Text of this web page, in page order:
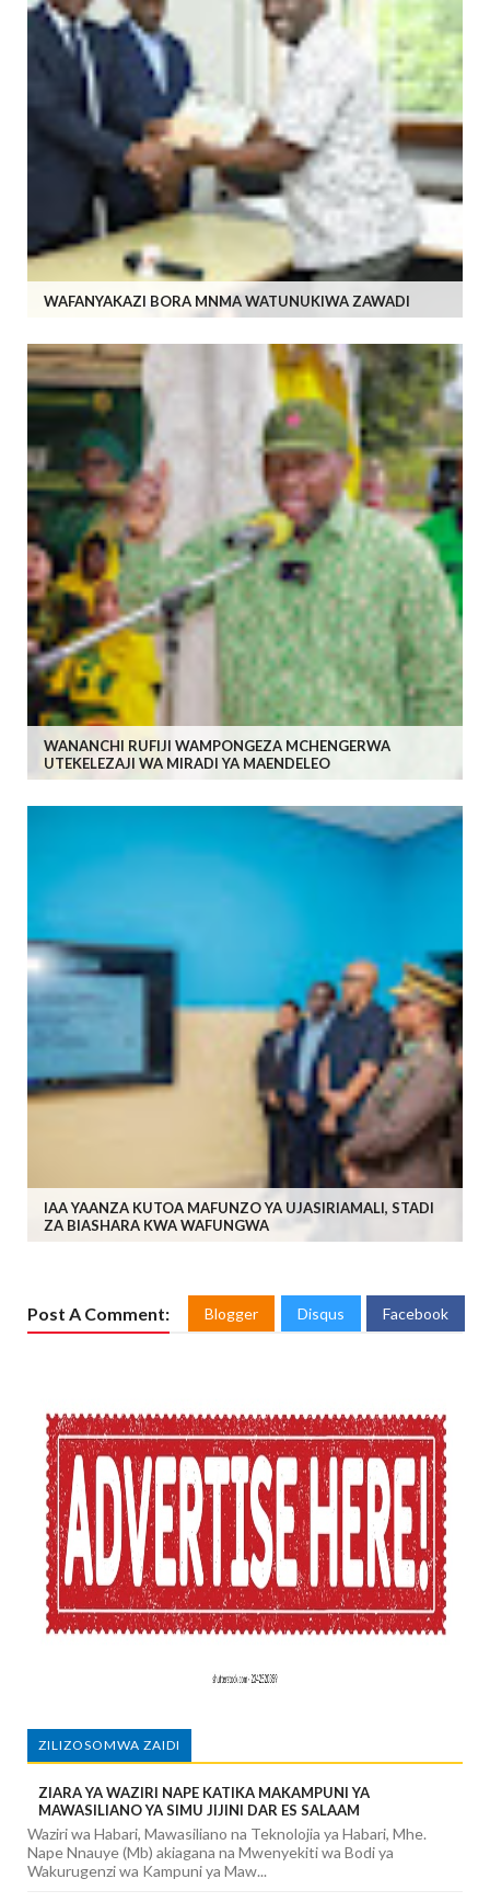
WAFANYAKAZI BORA MNMA WATUNUKIWA ZAWADI
WANANCHI RUFIJI WAMPONGEZA MCHENGERWA
UTEKELEZAJI WA MIRADI YA MAENDELEO
IAA YAANZA KUTOA MAFUNZO YA UJASIRIAMALI, STADI
ZA BIASHARA KWA WAFUNGWA
Post A Comment: Blogger Disqus Facebook
ZILIZOSOMWA ZAIDI
ZIARA YA WAZIRI NAPE KATIKA MAKAMPUNI YA
MAWASILIANO YA SIMU JIJINI DAR ES SALAAM
Waziri wa Habari, Mawasiliano na Teknolojia ya Habari, Mhe.
Nape Nnauye (Mb) akiagana na Mwenyekiti wa Bodi ya
Wakurugenzi wa Kampuni ya Maw...